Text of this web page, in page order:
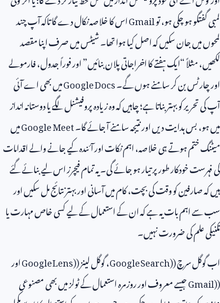
لمبی گفتگو ہو چکی ہو، توGmailاس کا خلاصہ نکال دے گا تاکہ آپ چند
لمحوں میں جان سکیں کہ اصل کیا ہوا تھا۔ شیٹس میں صرف اپنا مقصد
لکھیں، مثلاً “ایک ہفتے کا اخراجاتی پلان بنائیں” اور فوراً جدول، فارمولے
اور چارٹس بن کر سامنے ہوں گے۔Google Docsمیں بھی اے آئی
آپ کی تحریر کو بہتر بناتا ہے؛ چاہیں کہ وہ زیادہ پروفیشنل لگے یا دوستانہ انداز
میں ہو، بس ہدایت دیں اور نتیجہ سامنے آ جائے گا۔Google Meetمیں
میٹنگ ختم ہوتے ہی خلاصہ، اہم نکات اور آئندہ کیے جانے والے اقدامات
کی فہرست خودکار طور پر تیار ہو جائے گی۔ یہ تمام فیچرز اس لیے بنائے گئے
ہیں کہ صارفین کو وقت کی بچت، کام میں آسانی اور بہتر نتائج مل سکیں اور
سب سے اہم بات یہ ہے کہ ان کے استعمال کے لیے کسی خاص مہارت یا
تکنیکی علم کی ضرورت نہیں۔
اب گوگل سرچ (Google Search)، گوگل لینز (Google Lens)اور
(
Gmail)جیسے معروف اور روزمرہ استعمال کے ٹولز میں بھی مصنوعی